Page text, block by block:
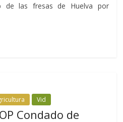
de las fresas de Huelva por
Vid
Condado de